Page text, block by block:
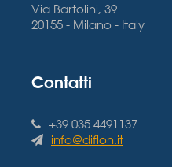
Via Bartolini, 39
20155 - Milano - Italy
Contatti
+39 035 4491137
info@diflon.it